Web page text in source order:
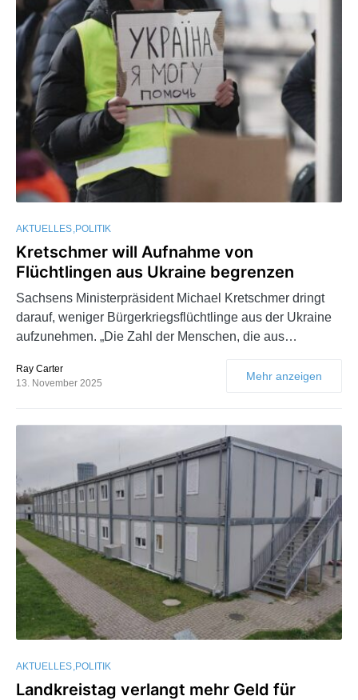
AKTUELLES POLITIK
Kretschmer will Aufnahme von
Flüchtlingen aus Ukraine begrenzen
Sachsens Ministerpräsident Michael Kretschmer dringt
darauf, weniger Bürgerkriegsflüchtlinge aus der Ukraine
aufzunehmen. „Die Zahl der Menschen, die aus…
Ray Carter
13. November 2025
Mehr anzeigen
AKTUELLES POLITIK
Landkreistag verlangt mehr Geld für